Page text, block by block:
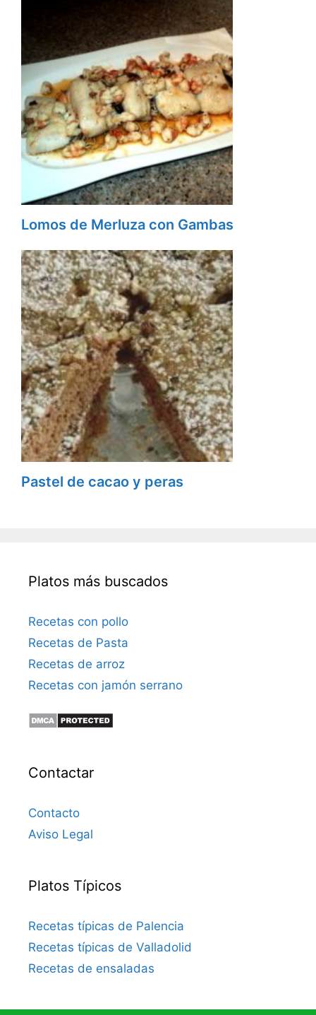
Lomos de Merluza con Gambas
Pastel de cacao y peras
Platos más buscados
Recetas con pollo
Recetas de Pasta
Recetas de arroz
Recetas con jamón serrano
Contactar
Contacto
Aviso Legal
Platos Típicos
Recetas típicas de Palencia
Recetas típicas de Valladolid
Recetas de ensaladas